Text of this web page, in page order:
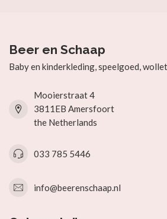
Beer en Schaap
Baby en kinderkleding, speelgoed,
Mooierstraat 4
3811EB Amersfoort
the Netherlands
033 785 5446
info@beerenschaap.nl